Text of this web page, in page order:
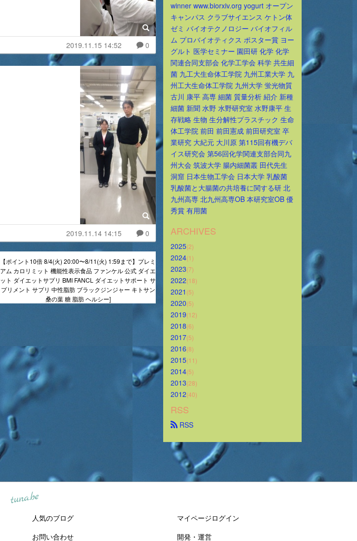
2019.11.15 14:52 0
2019.11.14 14:15 0
【ポイント10倍 8/4(火) 20:00〜8/11(火) 1:59まで】プレミ
アム カロリミット 機能性表示食品 ファンケル 公式 ダイエ
ット ダイエットサプリ BMI FANCL ダイエットサポート サ
プリメント サプリ 中性脂肪 ブラックジンジャー キトサン
桑の葉 糖 脂肪 ヘルシー]
winner www.biorxiv.org yogurt オープン
キャンパス クラブサイエンス ケトン体
ゼミ バイオテクノロジー バイオフィル
ム プロバイオティクス ポスター賞 ヨー
グルト 医学セミナー 園田研 化学 化学
関連合同支部会 化学工学会 科学 共生細
菌 九工大生命体工学院 九州工業大学 九
州工大生命体工学院 九州大学 蛍光物質
古川 康平 高専 細菌 質量分析 紹介 新種
細菌 新聞 水野 水野研究室 水野康平 生
存戦略 生物 生分解性プラスチック 生命
体工学院 前田 前田憲成 前田研究室 卒
業研究 大紀元 大川原 第115回有機デバ
イス研究会 第56回化学関連支部合同九
州大会 筑波大学 腸内細菌叢 田代先生
洞窟 日本生物工学会 日本大学 乳酸菌
乳酸菌と大腸菌の共培養に関する研 北
九州高専 北九州高専OB 本研究室OB 優
秀賞 有用菌
ARCHIVES
2025(2)
2024(1)
2023(7)
2022(18)
2021 (5)
2020(5)
2019(12)
2018(6)
2017(5)
2016(8)
2015(11)
2014(5)
2013(28)
2012(40)
RSS
RSS
tuna.be
人気のブログ
マイページログイン
お問い合わせ 開発・運営